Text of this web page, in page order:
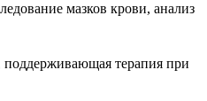
мазков крови, анализ
поддерживающая терапия при